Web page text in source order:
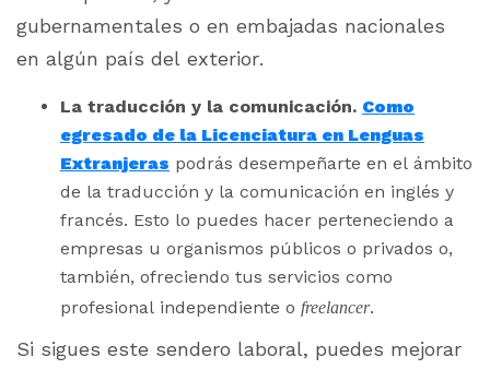
gubernamentales o en embajadas nacionales
en algún país del exterior.
La traducción y la comunicación. Como
egresado de la Licenciatura en Lenguas
Extranjeras podrás desempeñarte en el ámbito
de la traducción y la comunicación en inglés y
francés. Esto lo puedes hacer perteneciendo a
empresas u organismos públicos o privados o,
también, ofreciendo tus servicios como
profesional independiente o freelancer.
Si sigues este sendero laboral, puedes mejorar